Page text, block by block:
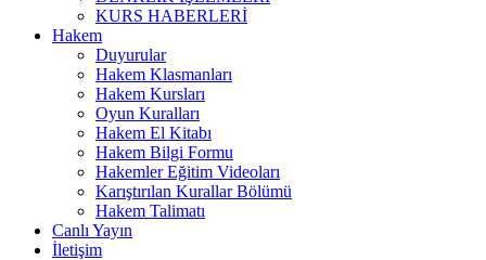
KURS HABERLERİ
Hakem
Duyurular
Hakem Klasmanları
Hakem Kursları
Oyun Kuralları
Hakem El Kitabı
Hakem Bilgi Formu
Hakemler Eğitim Videoları
Karıştırılan Kurallar Bölümü
Hakem Talimatı
Canlı Yayın
İletişim